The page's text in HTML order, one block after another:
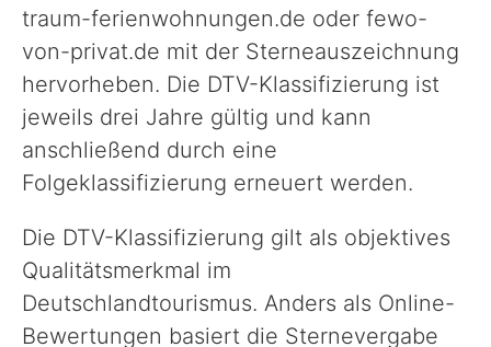
traum-ferienwohnungen.de oder fewo-
von-privat.de mit der Sterneauszeichnung
hervorheben. Die DTV-Klassifizierung ist
jeweils drei Jahre gültig und kann
anschließend durch eine
Folgeklassifizierung erneuert werden.
Die DTV-Klassifizierung gilt als objektives
Qualitätsmerkmal im
Deutschlandtourismus. Anders als Online-
Bewertungen basiert die Sternevergabe